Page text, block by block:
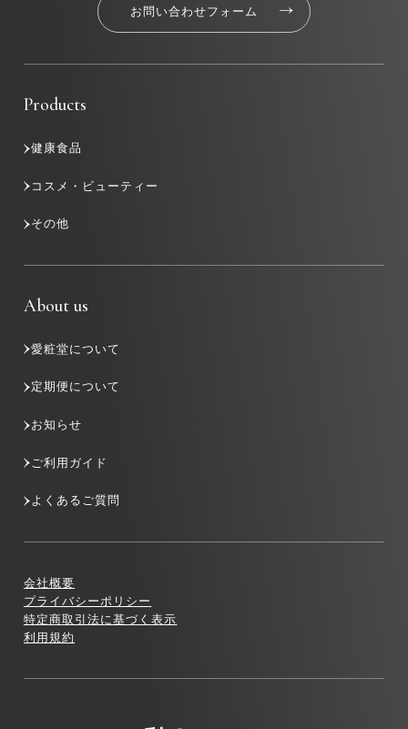
お問い合わせフォーム
Products
健康食品
コスメ・ビューティー
その他
About us
愛粧堂について
定期便について
お知らせ
ご利用ガイド
よくあるご質問
会社概要
プライバシーポリシー
特定商取引法に基づく表示
利用規約